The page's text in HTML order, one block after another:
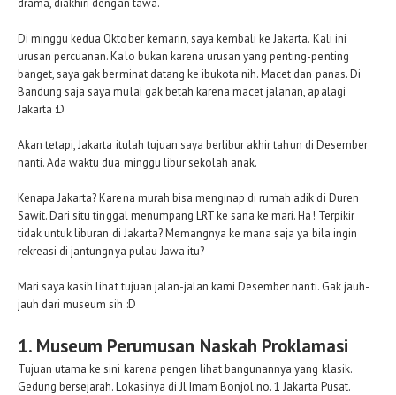
drama, diakhiri dengan tawa.
Di minggu kedua Oktober kemarin, saya kembali ke Jakarta. Kali ini
urusan percuanan. Kalo bukan karena urusan yang penting-penting
banget, saya gak berminat datang ke ibukota nih. Macet dan panas. Di
Bandung saja saya mulai gak betah karena macet jalanan, apalagi
Jakarta :D
Akan tetapi, Jakarta itulah tujuan saya berlibur akhir tahun di Desember
nanti. Ada waktu dua minggu libur sekolah anak.
Kenapa Jakarta? Karena murah bisa menginap di rumah adik di Duren
Sawit. Dari situ tinggal menumpang LRT ke sana ke mari. Ha! Terpikir
tidak untuk liburan di Jakarta? Memangnya ke mana saja ya bila ingin
rekreasi di jantungnya pulau Jawa itu?
Mari saya kasih lihat tujuan jalan-jalan kami Desember nanti. Gak jauh-
jauh dari museum sih :D
1. Museum Perumusan Naskah Proklamasi
Tujuan utama ke sini karena pengen lihat bangunannya yang klasik.
Gedung bersejarah. Lokasinya di Jl Imam Bonjol no. 1 Jakarta Pusat.